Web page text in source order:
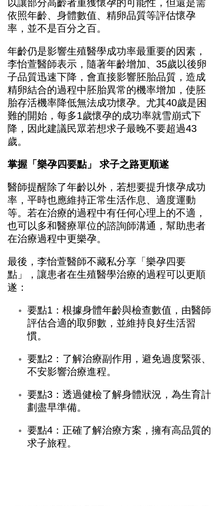
以讓部分高齡者重獲懷孕的可能性，但還是需
依照年齡、身體數值、精卵品質等評估懷孕
率，並不是百分之百。
年齡仍是影響生殖醫學成功率最重要的因素，
李怡萱醫師表示，隨著年齡增加、35歲以後卵
子品質迅速下降，會直接影響胚胎品質，造成
精卵結合的過程中胚胎異常的機率增加，使胚
胎存活機率降低無法成功懷孕。尤其40歲是困
難的開始，每多1歲懷孕的成功率就雪崩式下
降，因此建議民眾若想求子最晚不要超過43
歲。
掌握「樂孕四要點」 求子之路更順遂
醫師提醒除了年齡以外，若想要提升懷孕成功
率，平時也應維持正常生活作息、適度運動
等。若在治療的過程中有任何心理上的不適，
也可以多和醫療單位的諮詢師溝通，幫助患者
在治療過程中更樂孕。
最後，李怡萱醫師不藏私分享「樂孕四要
點」，讓患者在生殖醫學治療的過程可以更順
遂：
要點1：根據身體年齡與檢查數值，由醫師
評估合適的取卵數，並維持良好生活習
慣。
要點2：了解治療副作用，避免過度緊張、
不安影響治療進程。
要點3：透過健檢了解身體狀況，為生育計
劃盡早準備。
要點4：正確了解治療方案，擁有高品質的
求子旅程。